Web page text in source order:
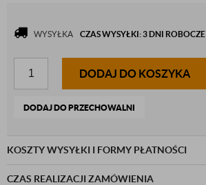
WYSYŁKA CZAS WYSYŁKI: 3 DNI ROBOCZE
DODAJ DO KOSZYKA
DODAJ DO PRZECHOWALNI
KOSZTY WYSYŁKI I FORMY PŁATNOŚCI
CZAS REALIZACJI ZAMÓWIENIA